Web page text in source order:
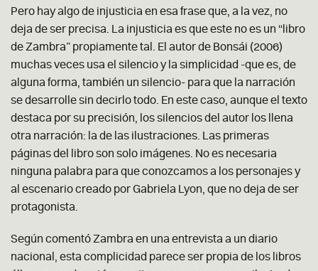
Pero hay algo de injusticia en esa frase que, a la vez, no
deja de ser precisa. La injusticia es que este no es un “libro
de Zambra” propiamente tal. El autor de Bonsái (2006)
muchas veces usa el silencio y la simplicidad -que es, de
alguna forma, también un silencio- para que la narración
se desarrolle sin decirlo todo. En este caso, aunque el texto
destaca por su precisión, los silencios del autor los llena
otra narración: la de las ilustraciones. Las primeras
páginas del libro son solo imágenes. No es necesaria
ninguna palabra para que conozcamos a los personajes y
al escenario creado por Gabriela Lyon, que no deja de ser
protagonista.
Según comentó Zambra en una entrevista a un diario
nacional, esta complicidad parece ser propia de los libros